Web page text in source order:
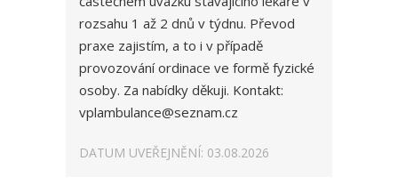
rozsahu 1 až 2 dnů v týdnu. Převod
praxe zajistím, a to i v případě
provozování ordinace ve formě fyzické
osoby. Za nabídky děkuji. Kontakt:
vplambulance@seznam.cz
DATUM UVEŘEJNĚNÍ: 03.08.2026